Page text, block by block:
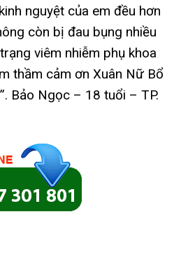
nguyệt của em đều hơn
còn bị đau bụng nhiều
viêm nhiễm phụ khoa
thầm cảm ơn Xuân Nữ Bổ
Bảo Ngọc – 18 tuổi – TP.